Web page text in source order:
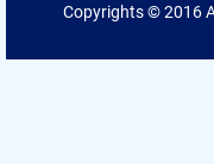
Copyrights © 2016